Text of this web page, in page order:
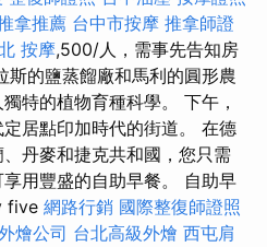
拿推薦 台中市按摩 推拿師證
按摩,500/人，需事先告知房
斯的鹽蒸餾廠和馬利的圓形農
特的植物育種科學。 下午，
居點印加時代的街道。 在德
丹麥和捷克共和國，您只需
用豐盛的自助早餐。 自助早
five 網路行銷 國際整復師證照
燴公司 台北高級外燴 西屯肩